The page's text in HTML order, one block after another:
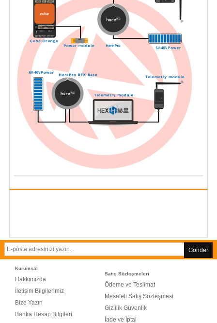
Gönder
Kurumsal
Hakkımızda
İletişim Bilgilerimiz
Bize Yazın
Banka Hesap Bilgileri
Satış Sözleşmeleri
Ödeme ve Teslimat
Mesafeli Satış Sözleşmesi
Gizlilik Güvenlik
İade ve İptal